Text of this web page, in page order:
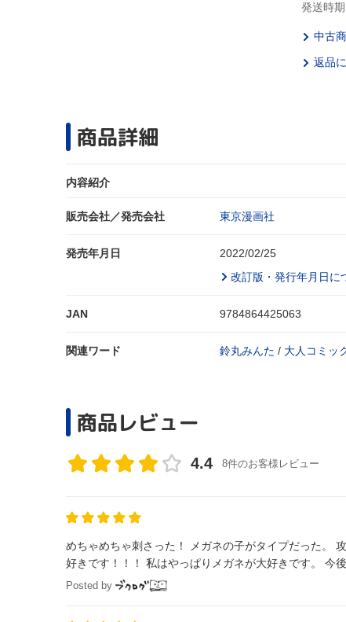
発送時
中古
返品
商品詳細
内容紹介
販売会社／発売会社 東京漫画社
発売年月日
2022/02/25
改訂版・発行年月日に
JAN 9784864425063
関連ワード 鈴丸みんた / 大人コミッ
商品レビュー
4.4 8件のお客様レビュー
めちゃめちゃ刺さった！ メガネの子がタイプだった。
好きです！！！ 私はやっぱりメガネが大好きです。 今
Posted by